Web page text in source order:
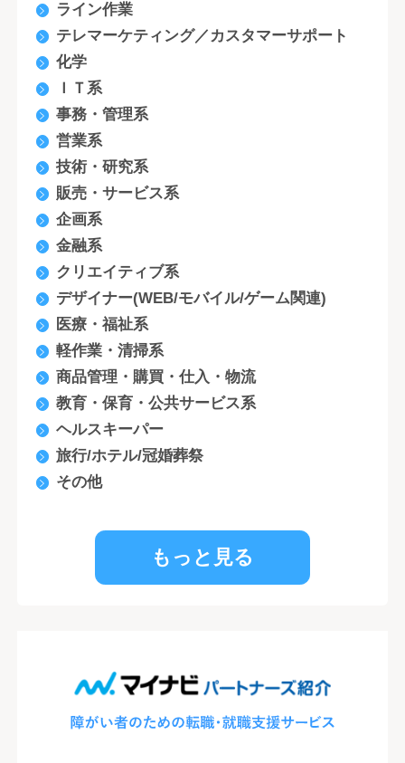
ライン作業
テレマーケティング／カスタマーサポート
化学
ＩＴ系
事務・管理系
営業系
技術・研究系
販売・サービス系
企画系
金融系
クリエイティブ系
デザイナー(WEB/モバイル/ゲーム関連)
医療・福祉系
軽作業・清掃系
商品管理・購買・仕入・物流
教育・保育・公共サービス系
ヘルスキーパー
旅行/ホテル/冠婚葬祭
その他
もっと見る